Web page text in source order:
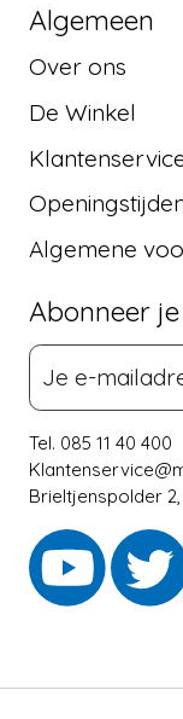
Algemeen
Over ons
De Winkel
Algemene
Abonneer
Tel. 085 11 40 400
Brieltjenspolder